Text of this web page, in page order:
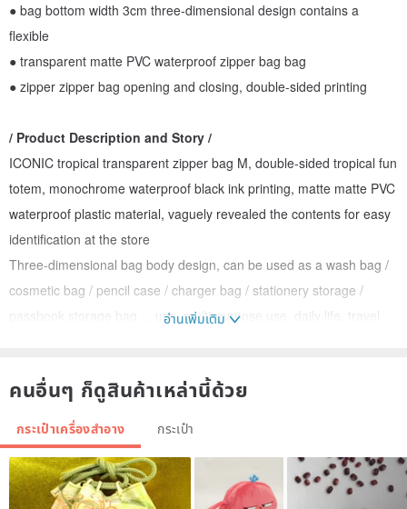
● bag bottom width 3cm three-dimensional design contains a
flexible
● transparent matte PVC waterproof zipper bag bag
● zipper zipper bag opening and closing, double-sided printing
/ Product Description and Story /
ICONIC tropical transparent zipper bag M, double-sided tropical fun
totem, monochrome waterproof black ink printing, matte matte PVC
waterproof plastic material, vaguely revealed the contents for easy
identification at the store
Three-dimensional bag body design, can be used as a wash bag /
cosmetic bag / pencil case / charger bag / stationery storage /
passbook storage bag ... use, multi-purpose use, daily life, travel
a total of 6 optional,
Different sizes, different functions, but easy to use is a common
feature
/ product manual/
อ่านเพิ่มเติม
คนอื่นๆ ก็ดูสินค้าเหล่านี้ด้วย
กระเป๋าเครื่องสำอาง กระเป๋า